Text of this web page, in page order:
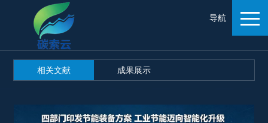
导航
相关文献 成果展示